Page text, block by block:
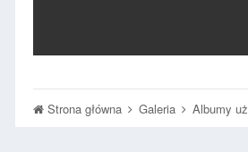
Strona główna Galeria Albumy